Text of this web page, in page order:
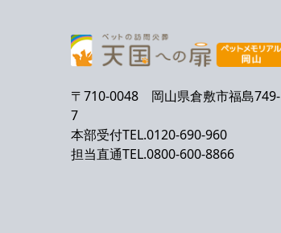
〒710-0048 岡山県倉敷市福島749-
7
本部受付TEL.0120-690-960
担当直通TEL.0800-600-8866